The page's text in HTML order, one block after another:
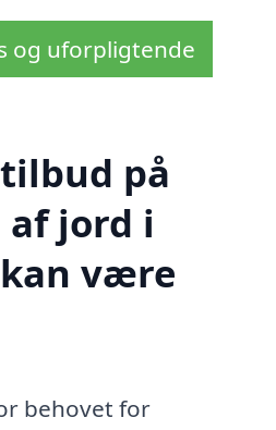
og uforpligtende
på
jord i
være
behovet for